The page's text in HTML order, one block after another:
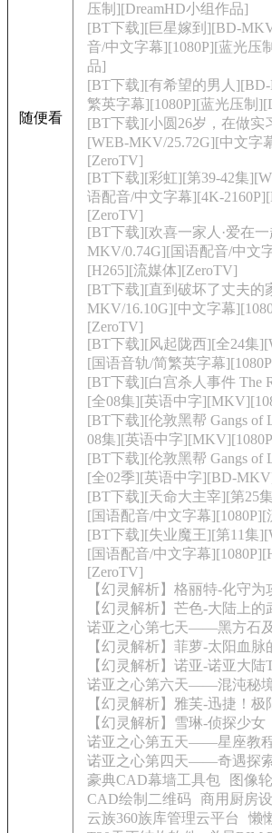
随便看
压制][DreamHD小组作品]
[BT下载][巨星嫁到][BD-
音/中文字幕][1080P][蓝光压
品]
[BT下载][有希望的男人
繁英字幕][1080P][蓝光压制
[BT下载][小圆26岁，在做实
[WEB-MKV/25.72G][中文字
[ZeroTV]
[BT下载][彩虹][第39-42集
语配音/中文字幕][4K-
[ZeroTV]
[BT下载][欢喜一家人·爱在
MKV/0.74G][国语配音/中文
[H265][流媒体][ZeroTV]
[BT下载][直到破坏了丈夫的
MKV/16.10G][中文字幕
[ZeroTV]
[BT下载][风起陇西][全24集
[国语音轨/简繁英字幕
[BT下载][白宫杀人事件 The
[全08集][英语中字
[BT下载][伦敦黑帮 Gangs of
08集][英语中字
[BT下载][伦敦黑帮 Gangs of
[全02季][英语中字][BD-
[BT下载][天命大主宰][第25
[国语配音/中文字幕
[BT下载][失业魔王][第11集
[国语配音/中文字幕
[ZeroTV]
【幻灵解析】格丽特-化守为
【幻灵解析】芒色-大陆上的
诺亚之心第七天——黑方石
【幻灵解析】菲萝-太阳血脉
【幻灵解析】诺亚-诺亚大陆
诺亚之心第六天——混沌秘
【幻灵解析】雅芙-迅捷！极
【幻灵解析】雪琳-侦探少女
诺亚之心第五天——星座教
诺亚之心第四天——奇遇探
豪典CAD幕墙工具包
图像
CAD绘制二维码
商用厨房
云族360族库管理云平台
懒